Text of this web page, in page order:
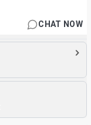
CHAT NOW